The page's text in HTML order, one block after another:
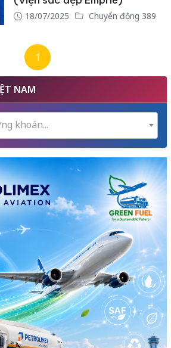
18/07/2025 Chuyển động 389
1
NAM
khoán...